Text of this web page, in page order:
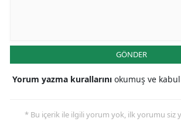
GÖNDER
Yorum yazma kurallarını okumuş ve kabul
* Bu içerik ile ilgili yorum yok, ilk yorumu siz